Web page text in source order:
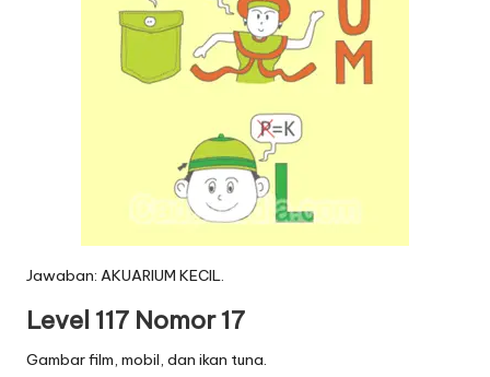
Jawaban: AKUARIUM KECIL.
Level 117 Nomor 17
Gambar film, mobil, dan ikan tuna.